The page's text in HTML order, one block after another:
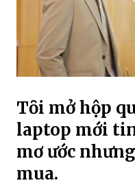
Tȏi mở hộp
laptop mới
mơ ước
mua.